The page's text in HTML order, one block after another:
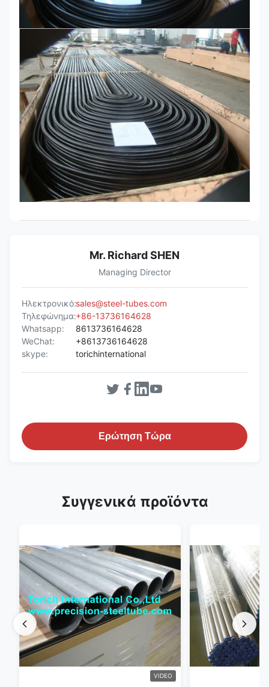
Mr. Richard SHEN
Managing Director
Ηλεκτρονικό:sales@steel-tubes.com
Τηλεφώνημα:+86-13736164628
Whatsapp:
8613736164628
WeChat:
+8613736164628
skype:
torichinternational
Ερώτηση Τώρα
Συγγενικά προϊόντα
VIDEO